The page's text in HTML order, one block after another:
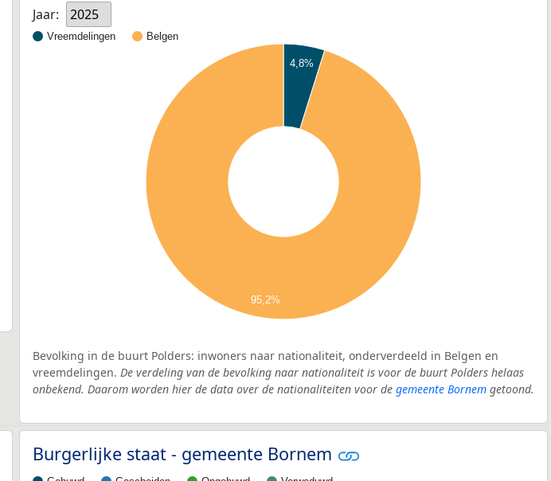
Jaar:
2025
Vreemdelingen Belgen
4,8%
95,2%
Bevolking in de buurt Polders: inwoners naar nationaliteit, onderverdeeld in Belgen en
vreemdelingen. De verdeling van de bevolking naar nationaliteit is voor de buurt Polders helaas
onbekend. Daarom worden hier de data over de nationaliteiten voor de gemeente Bornem getoond.
Burgerlijke staat - gemeente Bornem